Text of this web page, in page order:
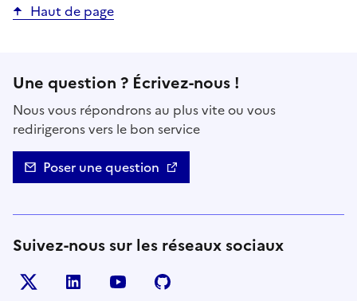
Haut de page
Une question ? Écrivez-nous !
Nous vous répondrons au plus vite ou vous
redirigerons vers le bon service
Poser une question
Suivez-nous sur les réseaux sociaux
Twitter
- nouvelle fenêtre
LinkedIn
- nouvelle fenêtre
YouTube
- nouvelle fenêtre
- nouvelle fenêtre